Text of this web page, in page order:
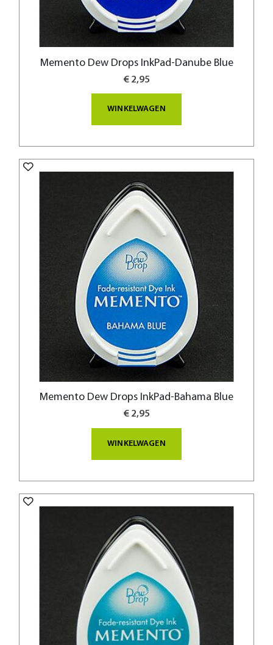
Memento Dew Drops InkPad-Danube Blue
€ 2,95
WINKELWAGEN
Memento Dew Drops InkPad-Bahama Blue
€ 2,95
WINKELWAGEN